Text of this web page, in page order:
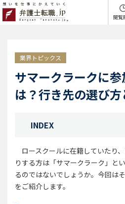
閲覧
業界トピックス
サマークラークに
は？行き先の選び
INDEX
ロースクールに在籍していたり
りする方は「サマークラーク」と
るのではないでしょうか。今回は
をご紹介します。